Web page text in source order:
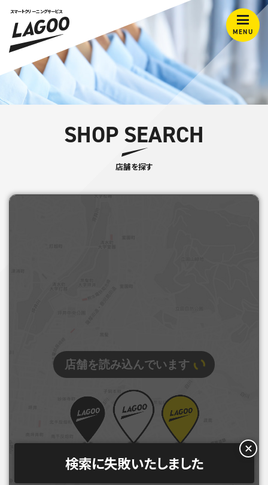
スマートクリーニングサービス
SHOP SEARCH
店舗を探す
店舗を読み込んでいます
検索に失敗いたしました
MENU